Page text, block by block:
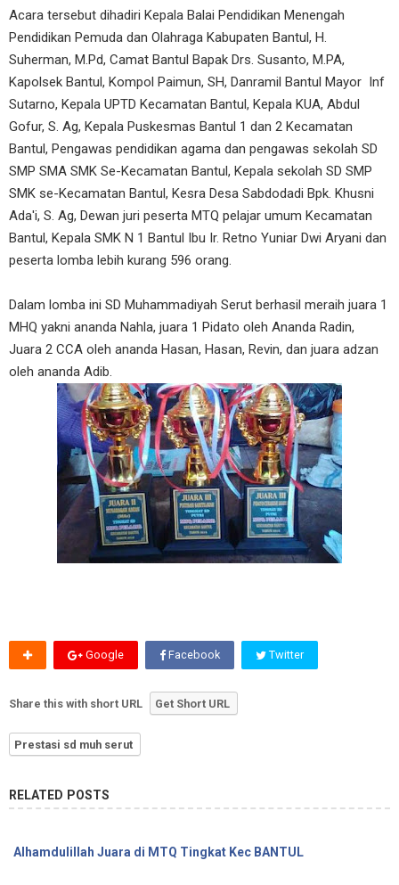
Acara tersebut dihadiri Kepala Balai Pendidikan Menengah
Pendidikan Pemuda dan Olahraga Kabupaten Bantul, H.
Suherman, M.Pd, Camat Bantul Bapak Drs. Susanto, M.PA,
Kapolsek Bantul, Kompol Paimun, SH, Danramil Bantul Mayor Inf
Sutarno, Kepala UPTD Kecamatan Bantul, Kepala KUA, Abdul
Gofur, S. Ag, Kepala Puskesmas Bantul 1 dan 2 Kecamatan
Bantul, Pengawas pendidikan agama dan pengawas sekolah SD
SMP SMA SMK Se-Kecamatan Bantul, Kepala sekolah SD SMP
SMK se-Kecamatan Bantul, Kesra Desa Sabdodadi Bpk. Khusni
Ada'i, S. Ag, Dewan juri peserta MTQ pelajar umum Kecamatan
Bantul, Kepala SMK N 1 Bantul Ibu Ir. Retno Yuniar Dwi Aryani dan
peserta lomba lebih kurang 596 orang.
Dalam lomba ini SD Muhammadiyah Serut berhasil meraih juara 1
MHQ yakni ananda Nahla, juara 1 Pidato oleh Ananda Radin,
Juara 2 CCA oleh ananda Hasan, Hasan, Revin, dan juara adzan
oleh ananda Adib.
Google Facebook Twitter
Share this with short URL Get Short URL
Prestasi sd muh serut
RELATED POSTS
Alhamdulillah Juara di MTQ Tingkat Kec BANTUL